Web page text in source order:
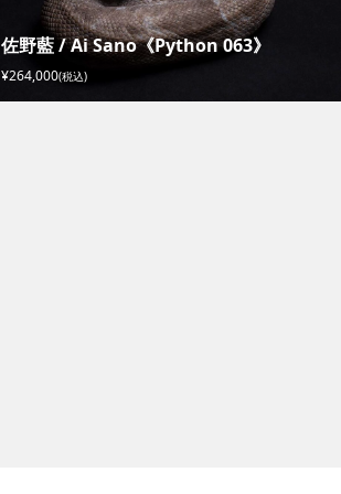
佐野藍 / Ai Sano《Python 063》
¥264,000(税込)